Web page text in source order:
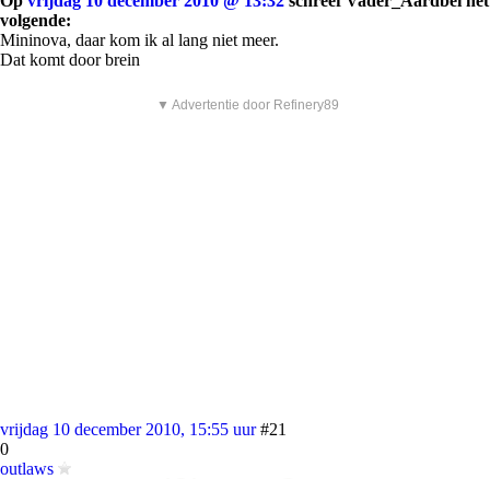
volgende:
Mininova, daar kom ik al lang niet meer.
Dat komt door brein
▼ Advertentie door Refinery89
vrijdag 10 december 2010, 15:55 uur #21
0
outlaws